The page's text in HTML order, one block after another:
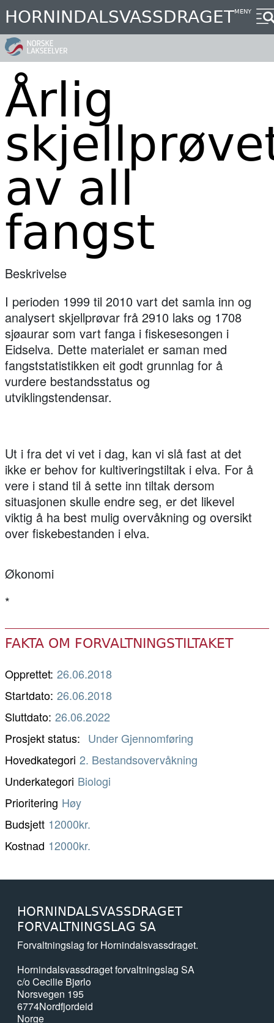
Hopp
til
hovedinnhold
HORNINDALSVASSDRAGETMENY
Årlig
av all
fangst
Beskrivelse
I perioden 1999 til 2010 vart det samla inn og
analysert skjellprøvar frå 2910 laks og 1708
sjøaurar som vart fanga i fiskesesongen i
Eidselva. Dette materialet er saman med
fangststatistikken eit godt grunnlag for å
vurdere bestandsstatus og
utviklingstendensar.
Ut i fra det vi vet i dag, kan vi slå fast at det
ikke er behov for kultiveringstiltak i elva. For å
vere i stand til å sette inn tiltak dersom
situasjonen skulle endre seg, er det likevel
viktig å ha best mulig overvåkning og oversikt
over fiskebestanden i elva.
Økonomi
*
FAKTA OM FORVALTNINGSTILTAKET
Opprettet: 26.06.2018
Startdato: 26.06.2018
Sluttdato: 26.06.2022
Prosjekt status
Under Gjennomføring
Hovedkategori 2. Bestandsovervåkning
Underkategori Biologi
Prioritering Høy
Budsjett 12000kr.
Kostnad 12000kr.
HORNINDALSVASSDRAGET
FORVALTNINGSLAG SA
Forvaltningslag for Hornindalsvassdraget.
Hornindalsvassdraget forvaltningslag SA
c/o Cecilie Bjørlo
Norsvegen 195
6774Nordfjordeid
Norge